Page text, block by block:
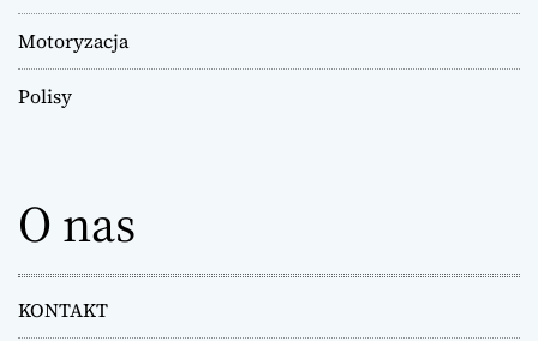
w
p
u
Motoryzacja
Polisy
O nas
KONTAKT